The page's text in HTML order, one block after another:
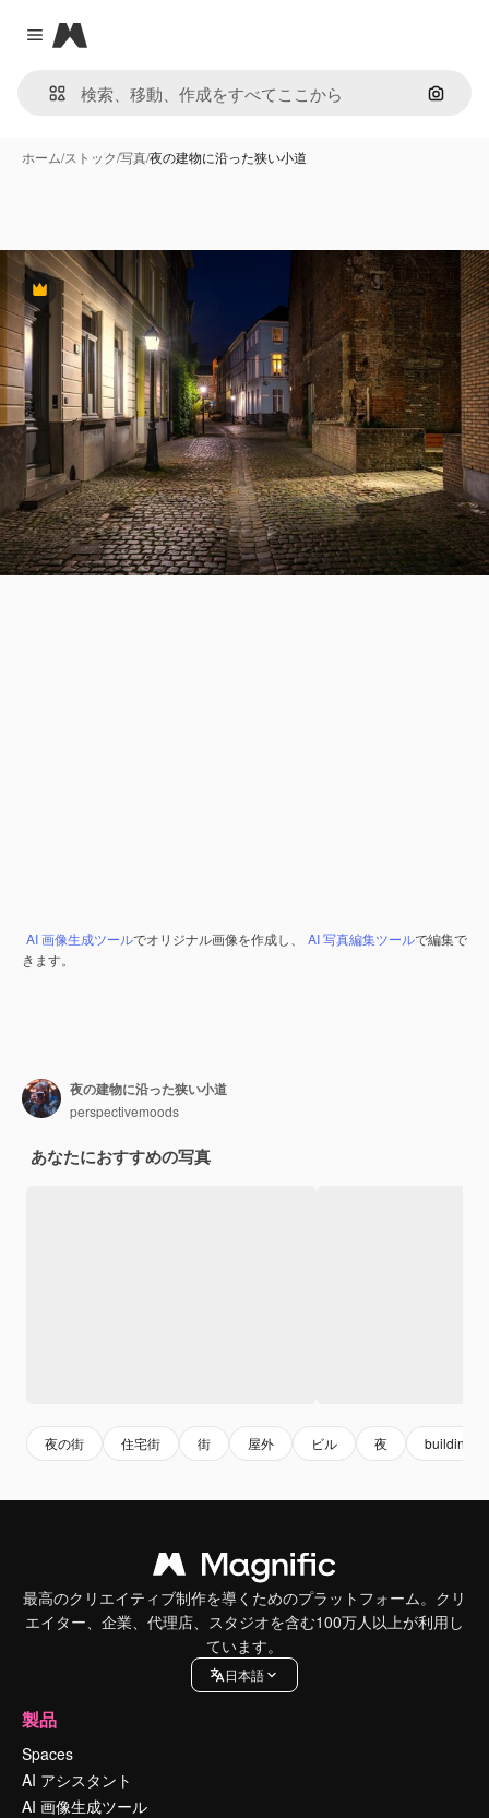
Close menu
Magnific
画像で
ホーム/ストック/写真/夜の建物に沿った狭い小道
Premium
AI 画像生成ツールでオリジナル画像を作成し、 AI 写真編集ツールで編集で
きます。
夜の建物に沿った狭い小道
perspectivemoods
あなたにおすすめの写真
夜の街 住宅街 街 屋外 ビル 夜 building
最高のクリエイティブ制作を導くためのプラットフォーム。クリ
エイター、企業、代理店、スタジオを含む100万人以上が利用し
ています。
日本語
製品
Spaces
AI アシスタント
AI 画像生成ツール